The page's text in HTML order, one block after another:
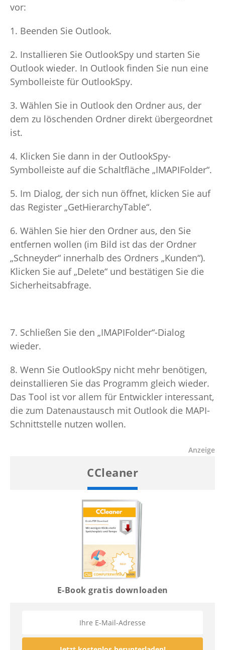
vor:
1. Beenden Sie Outlook.
2. Installieren Sie OutlookSpy und starten Sie
Outlook wieder. In Outlook finden Sie nun eine
Symbolleiste für OutlookSpy.
3. Wählen Sie in Outlook den Ordner aus, der
dem zu löschenden Ordner direkt übergeordnet
ist.
4. Klicken Sie dann in der OutlookSpy-
Symbolleiste auf die Schaltfläche „IMAPIFolder“.
5. Im Dialog, der sich nun öffnet, klicken Sie auf
das Register „GetHierarchyTable“.
6. Wählen Sie hier den Ordner aus, den Sie
entfernen wollen (im Bild ist das der Ordner
„Schneyder“ innerhalb des Ordners „Kunden“).
Klicken Sie auf „Delete“ und bestätigen Sie die
Sicherheitsabfrage.
7. Schließen Sie den „IMAPIFolder“-Dialog
wieder.
8. Wenn Sie OutlookSpy nicht mehr benötigen,
deinstallieren Sie das Programm gleich wieder.
Das Tool ist vor allem für Entwickler interessant,
die zum Datenaustausch mit Outlook die MAPI-
Schnittstelle nutzen wollen.